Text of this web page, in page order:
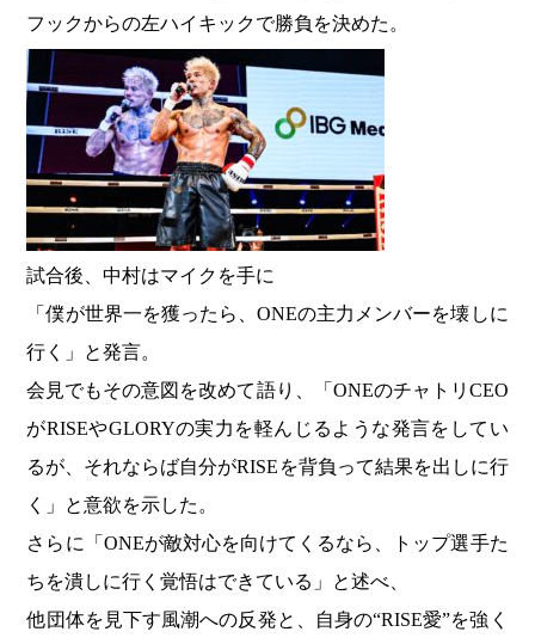
フックからの左ハイキックで勝負を決めた。
試合後、中村はマイクを手に
「僕が世界一を獲ったら、ONEの主力メンバーを壊しに
行く」と発言。
会見でもその意図を改めて語り、「ONEのチャトリCEO
がRISEやGLORYの実力を軽んじるような発言をしてい
るが、それならば自分がRISEを背負って結果を出しに行
く」と意欲を示した。
さらに「ONEが敵対心を向けてくるなら、トップ選手た
ちを潰しに行く覚悟はできている」と述べ、
他団体を見下す風潮への反発と、自身の“RISE愛”を強く